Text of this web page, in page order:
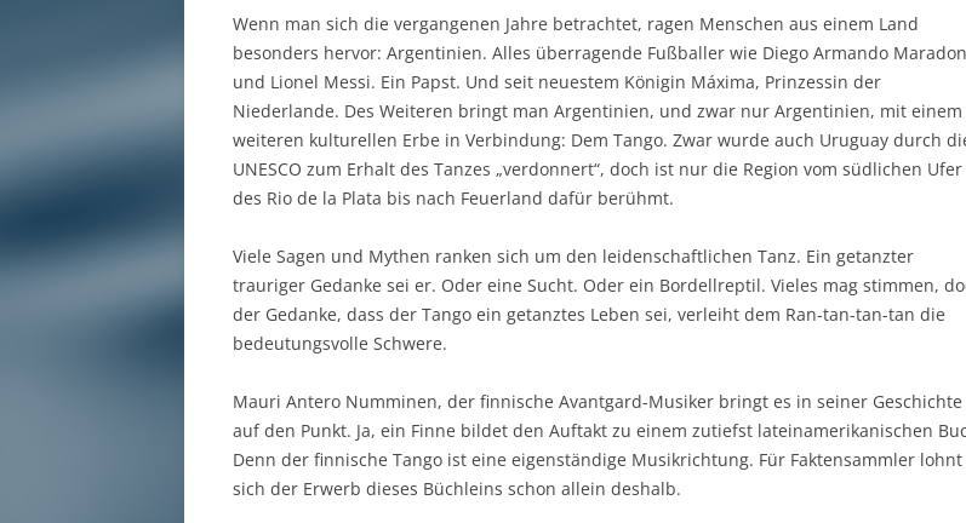
Wenn man sich die vergangenen Jahre betrachtet, ragen Menschen aus einem Land
besonders hervor: Argentinien. Alles überragende Fußballer wie Diego Armando
und Lionel Messi. Ein Papst. Und seit neuestem Königin Máxima, Prinzessin der
Niederlande. Des Weiteren bringt man Argentinien, und zwar nur Argentinien, mit einem
weiteren kulturellen Erbe in Verbindung: Dem Tango. Zwar wurde auch Uruguay durch
UNESCO zum Erhalt des Tanzes „verdonnert“, doch ist nur die Region vom südlichen Ufer
des Rio de la Plata bis nach Feuerland dafür berühmt.
Viele Sagen und Mythen ranken sich um den leidenschaftlichen Tanz. Ein getanzter
trauriger Gedanke sei er. Oder eine Sucht. Oder ein Bordellreptil. Vieles mag stimmen,
der Gedanke, dass der Tango ein getanztes Leben sei, verleiht dem Ran-tan-tan-tan die
bedeutungsvolle Schwere.
Mauri Antero Numminen, der finnische Avantgard-Musiker bringt es in seiner Geschichte
auf den Punkt. Ja, ein Finne bildet den Auftakt zu einem zutiefst lateinamerikanischen
Denn der finnische Tango ist eine eigenständige Musikrichtung. Für Faktensammler lohnt
sich der Erwerb dieses Büchleins schon allein deshalb.